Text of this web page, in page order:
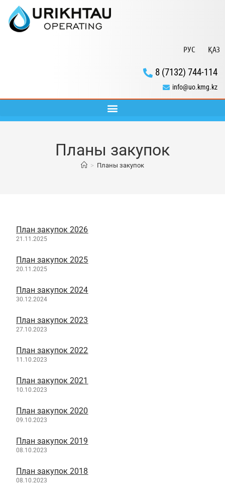
РУС ҚАЗ
8 (7132) 744-114
info@uo.kmg.kz
Планы закупок
> Планы закупок
План закупок 2026
21.11.2025
План закупок 2025
20.11.2025
План закупок 2024
30.12.2024
План закупок 2023
27.10.2023
План закупок 2022
11.10.2023
План закупок 2021
10.10.2023
План закупок 2020
09.10.2023
План закупок 2019
08.10.2023
План закупок 2018
08.10.2023